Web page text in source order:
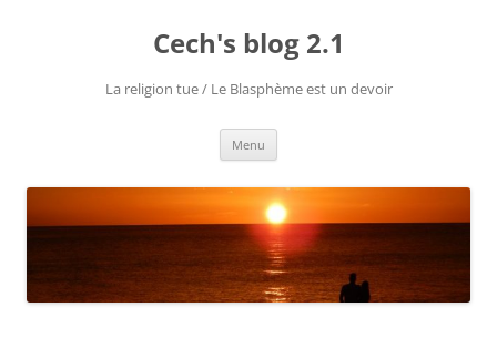
Cech's blog 2.1
La religion tue / Le Blasphème est un devoir
Menu